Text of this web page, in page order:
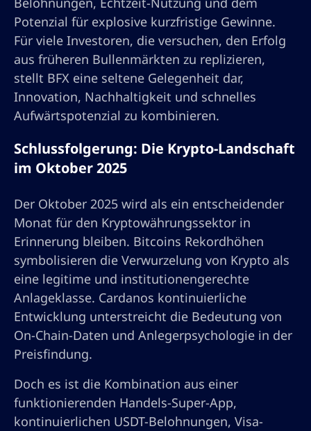
Potenzial für explosive kurzfristige Gewinne.
Für viele Investoren, die versuchen, den Erfolg
aus früheren Bullenmärkten zu replizieren,
stellt BFX eine seltene Gelegenheit dar,
Innovation, Nachhaltigkeit und schnelles
Aufwärtspotenzial zu kombinieren.
Schlussfolgerung: Die Krypto-Landschaft
im Oktober 2025
Der Oktober 2025 wird als ein entscheidender
Monat für den Kryptowährungssektor in
Erinnerung bleiben. Bitcoins Rekordhöhen
symbolisieren die Verwurzelung von Krypto als
eine legitime und institutionengerechte
Anlageklasse. Cardanos kontinuierliche
Entwicklung unterstreicht die Bedeutung von
On-Chain-Daten und Anlegerpsychologie in der
Preisfindung.
Doch es ist die Kombination aus einer
funktionierenden Handels-Super-App,
kontinuierlichen USDT-Belohnungen, Visa-